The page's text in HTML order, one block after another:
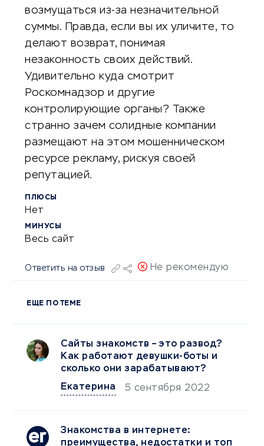
возмущаться из-за незначительной
суммы. Правда, если вы их уличите, то
делают возврат, понимая
незаконность своих действий.
Удивительно куда смотрит
Роскомнадзор и другие
контролирующие органы? Также
странно зачем солидные компании
размещают на этом мошенническом
ресурсе рекламу, рискуя своей
репутацией.
ПЛЮСЫ
Нет
МИНУСЫ
Весь сайт
Ответить на отзыв Не рекомендую
ЕЩЕ ПО ТЕМЕ
Сайты знакомств – это развод?
Как работают девушки-боты и
сколько они зарабатывают?
Екатерина
5 сентября 2022
Знакомства в интернете:
преимущества, недостатки и топ